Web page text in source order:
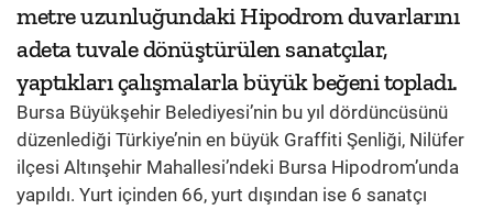
metre uzunluğundaki Hipodrom duvarlarını
adeta tuvale dönüştürülen sanatçılar,
yaptıkları çalışmalarla büyük beğeni topladı.
Bursa Büyükşehir Belediyesi’nin bu yıl dördüncüsünü
düzenlediği Türkiye’nin en büyük Graffiti Şenliği, Nilüfer
ilçesi Altınşehir Mahallesi’ndeki Bursa Hipodrom’unda
yapıldı. Yurt içinden 66, yurt dışından ise 6 sanatçı